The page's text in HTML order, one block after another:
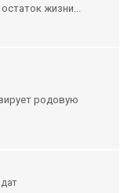
жизни...
родовую